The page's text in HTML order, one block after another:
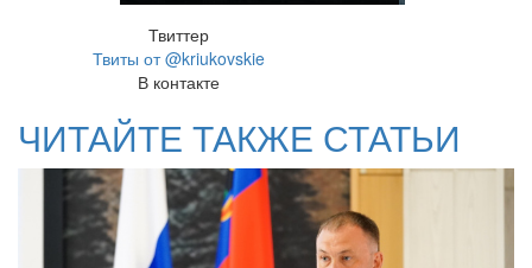
Твиттер
Твиты от @kriukovskie
В контакте
ЧИТАЙТЕ ТАКЖЕ СТАТЬИ